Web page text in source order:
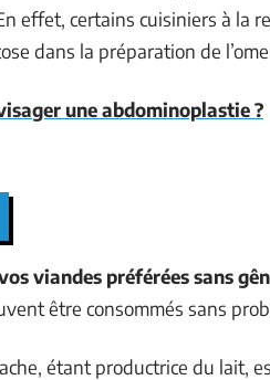
effet, certains cuisiniers à la
dans la préparation de
une abdominoplastie ?
viandes préférées sans
être consommés sans
étant productrice du lait,